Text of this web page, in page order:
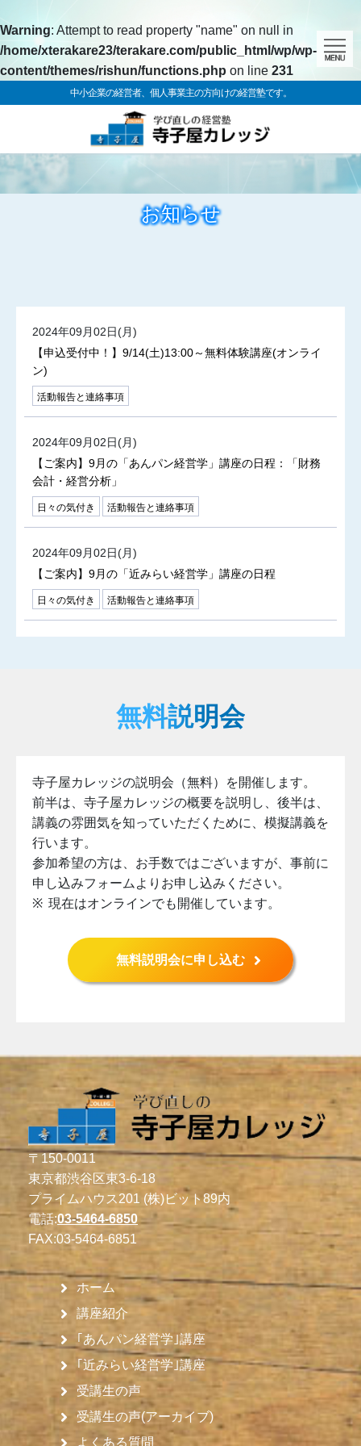
Warning: Attempt to read property "name" on null in
/home/xterakare23/terakare.com/public_html/wp/wp-
content/themes/rishun/functions.php on line 231
中小企業の経営者、個人事業主の方向けの経営塾です。
お知らせ
2024年09月02日(月)
【申込受付中！】9/14(土)13:00～無料体験講座(オンライ
ン)
活動報告と連絡事項
2024年09月02日(月)
【ご案内】9月の「あんパン経営学」講座の日程：「財務
会計・経営分析」
日々の気付き 活動報告と連絡事項
2024年09月02日(月)
【ご案内】9月の「近みらい経営学」講座の日程
日々の気付き 活動報告と連絡事項
無料説明会
寺子屋カレッジの説明会（無料）を開催します。
前半は、寺子屋カレッジの概要を説明し、後半は、
講義の雰囲気を知っていただくために、模擬講義を
行います。
参加希望の方は、お手数ではございますが、事前に
申し込みフォームよりお申し込みください。
現在はオンラインでも開催しています。
無料説明会に申し込む
〒150-0011
東京都渋谷区東3-6-18
プライムハウス201 (株)ビット89内
電話:03-5464-6850
FAX:03-5464-6851
ホーム
講座紹介
｢あんパン経営学｣講座
｢近みらい経営学｣講座
受講生の声
受講生の声(アーカイブ)
よくある質問